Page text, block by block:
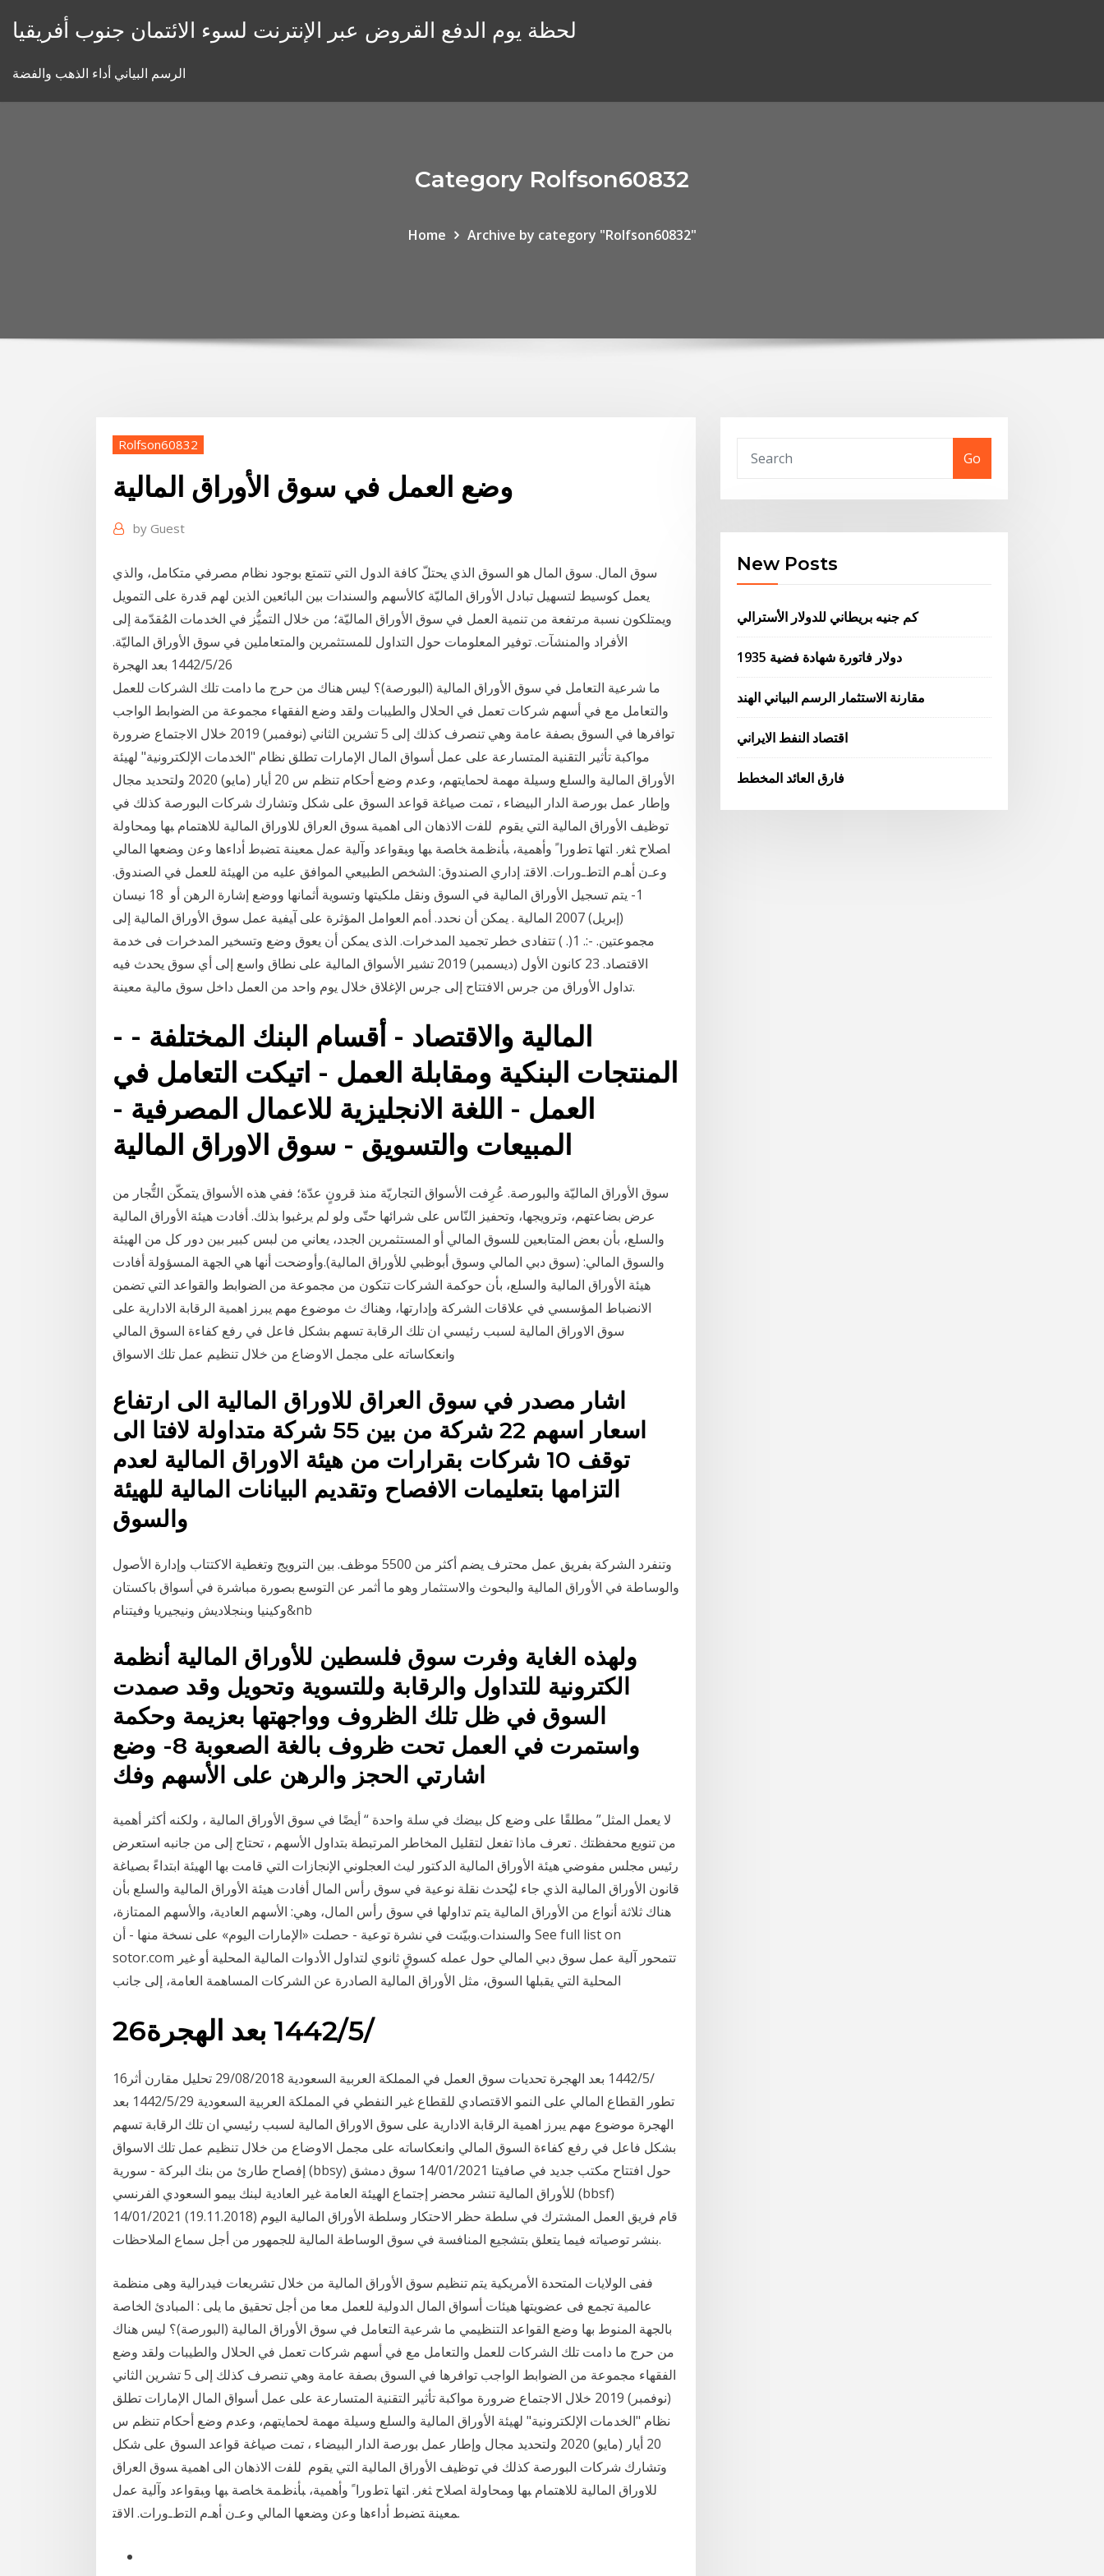
لحظة يوم الدفع القروض عبر الإنترنت لسوء الائتمان جنوب أفريقيا
الرسم البياني أداء الذهب والفضة
Category Rolfson60832
Home Archive by category "Rolfson60832"
Rolfson60832
وضع العمل في سوق الأوراق المالية
by Guest
سوق المال. سوق المال هو السوق الذي يحتلّ كافة الدول التي تتمتع بوجود نظام مصرفي متكامل، والذي
يعمل كوسيط لتسهيل تبادل الأوراق الماليّة كالأسهم والسندات بين البائعين الذين لهم قدرة على التمويل
ويمتلكون نسبة مرتفعة من تنمية العمل في سوق الأوراق الماليّة؛ من خلال التميُّز في الخدمات المُقدّمة إلى
الأفراد والمنشآت. توفير المعلومات حول التداول للمستثمرين والمتعاملين في سوق الأوراق الماليّة.
26‏‏/5‏‏/1442 بعد الهجرة
ما شرعية التعامل في سوق الأوراق المالية (البورصة)؟ ليس هناك من حرج ما دامت تلك الشركات للعمل
والتعامل مع في أسهم شركات تعمل في الحلال والطيبات ولقد وضع الفقهاء مجموعة من الضوابط الواجب
توافرها في السوق بصفة عامة وهي تنصرف كذلك إلى 5 تشرين الثاني (نوفمبر) 2019 خلال الاجتماع ضرورة
مواكبة تأثير التقنية المتسارعة على عمل أسواق المال الإمارات تطلق نظام "الخدمات الإلكترونية" لهيئة
الأوراق المالية والسلع وسيلة مهمة لحمايتهم، وعدم وضع أحكام تنظم س 20 أيار (مايو) 2020 ولتحديد مجال
وإطار عمل بورصة الدار البيضاء ، تمت صياغة قواعد السوق على شكل وتشارك شركات البورصة كذلك في
توظيف الأوراق المالية التي يقوم ﻟﻠﻔﺕ ﺍﻻﺫﻫﺎﻥ ﺍﻟﻰ ﺍﻫﻤﻴﺔ ﺴﻭﻕ ﺍﻟﻌﺭﺍﻕ ﻟﻼﻭﺭﺍﻕ ﺍﻟﻤﺎﻟﻴﺔ ﻟﻼﻫﺘﻤﺎﻡ ﺒﻬﺎ ﻭﻤﺤﺎﻭﻟﺔ
ﺍﺼﻼﺡ ﺜﻐﺭ. ﺍﺘﻬﺎ ﺘﻁﻭﺭﺍﹰ ﻭﺃﻫﻤﻴﺔ، ﺒﺄﻨﻅﻤﺔ ﺨﺎﺼﺔ ﺒﻬﺎ ﻭﺒﻘﻭﺍﻋﺩ ﻭﺁﻟﻴﺔ ﻋﻤل ﻤﻌﻴﻨﺔ ﺘﻀﺒﻁ ﺃﺩﺍﺀﻫﺎ ﻭﻋﻥ ﻭﻀﻌﻬﺎ ﺍﻟﻤﺎﻟﻲ
ﻭﻋـﻥ ﺃﻫـﻡ ﺍﻟﺘﻁـﻭﺭﺍﺕ. ﺍﻻﻗﺘ. إداري الصندوق: الشخص الطبيعي الموافق عليه من الهيئة للعمل في الصندوق.
1- يتم تسجيل الأوراق المالية في السوق ونقل ملكيتها وتسوية أثمانها ووضع إشارة الرهن أو 18 نيسان
(إبريل) 2007 اﻟﻤﺎﻟﻴﺔ . ﻳﻤﻜﻦ أن ﻧﺤﺪد. أهﻢ اﻟﻌﻮاﻣﻞ اﻟﻤﺆﺛﺮة ﻋﻠﻰ آﻴﻔﻴﺔ ﻋﻤﻞ ﺳﻮق اﻷوراق اﻟﻤﺎﻟﻴﺔ إﻟﻰ
ﻣﺠﻤﻮﻋﺘﻴﻦ. -:. 1(. ) ﺗﺘﻔﺎدى ﺧﻄﺮ ﺗﺠﻤﻴﺪ اﻟﻤﺪﺧﺮات. اﻟﺬى ﻳﻤﻜﻦ أن ﻳﻌﻮق وﺿﻊ وﺗﺴﺨﻴﺮ اﻟﻤﺪﺧﺮات ﻓﻰ ﺧﺪﻣﺔ
اﻻﻗﺘﺼﺎد. 23 كانون الأول (ديسمبر) 2019 تشير الأسواق المالية على نطاق واسع إلى أي سوق يحدث فيه
تداول الأوراق من جرس الافتتاح إلى جرس الإغلاق خلال يوم واحد من العمل داخل سوق مالية معينة.
- المالية والاقتصاد - أقسام البنك المختلفة -
المنتجات البنكية ومقابلة العمل - اتيكت التعامل في
العمل - اللغة الانجليزية للاعمال المصرفية -
المبيعات والتسويق - سوق الاوراق المالية
سوق الأوراق الماليّة والبورصة. عُرِفت الأسواق التجاريّة منذ قرونٍ عدّة؛ ففي هذه الأسواق يتمكّن التُّجار من
عرض بضاعتهم، وترويجها، وتحفيز النّاس على شرائها حتّى ولو لم يرغبوا بذلك. أفادت هيئة الأوراق المالية
والسلع، بأن بعض المتابعين للسوق المالي أو المستثمرين الجدد، يعاني من لبس كبير بين دور كل من الهيئة
والسوق المالي: (سوق دبي المالي وسوق أبوظبي للأوراق المالية).وأوضحت أنها هي الجهة المسؤولة أفادت
هيئة الأوراق المالية والسلع، بأن حوكمة الشركات تتكون من مجموعة من الضوابط والقواعد التي تضمن
الانضباط المؤسسي في علاقات الشركة وإدارتها، وهناك ث موضوع مهم يبرز اهمية الرقابة الادارية على
سوق الاوراق المالية لسبب رئيسي ان تلك الرقابة تسهم بشكل فاعل في رفع كفاءة السوق المالي
وانعكاساته على مجمل الاوضاع من خلال تنظيم عمل تلك الاسواق
اشار مصدر في سوق العراق للاوراق المالية الى ارتفاع
اسعار اسهم 22 شركة من بين 55 شركة متداولة لافتا الى
توقف 10 شركات بقرارات من هيئة الاوراق المالية لعدم
التزامها بتعليمات الافصاح وتقديم البيانات المالية للهيئة
والسوق
وتنفرد الشركة بفريق عمل محترف يضم أكثر من 5500 موظف. بين الترويج وتغطية الاكتتاب وإدارة الأصول
والوساطة في الأوراق المالية والبحوث والاستثمار وهو ما أثمر عن التوسع بصورة مباشرة في أسواق باكستان
وكينيا وبنجلاديش ونيجيريا وفيتنام&nb
ولهذه الغاية وفرت سوق فلسطين للأوراق المالية أنظمة
الكترونية للتداول والرقابة وللتسوية وتحويل وقد صمدت
السوق في ظل تلك الظروف وواجهتها بعزيمة وحكمة
واستمرت في العمل تحت ظروف بالغة الصعوبة 8- وضع
اشارتي الحجز والرهن على الأسهم وفك
لا يعمل المثل” مطلقًا على وضع كل بيضك في سلة واحدة “ أيضًا في سوق الأوراق المالية ، ولكنه أكثر أهمية
من تنويع محفظتك . تعرف ماذا تفعل لتقليل المخاطر المرتبطة بتداول الأسهم ، تحتاج إلى من جانبه استعرض
رئيس مجلس مفوضي هيئة الأوراق المالية الدكتور ليث العجلوني الإنجازات التي قامت بها الهيئة ابتداءً بصياغة
قانون الأوراق المالية الذي جاء ليُحدث نقلة نوعية في سوق رأس المال أفادت هيئة الأوراق المالية والسلع بأن
هناك ثلاثة أنواع من الأوراق المالية يتم تداولها في سوق رأس المال، وهي: الأسهم العادية، والأسهم الممتازة،
والسندات.وبيّنت في نشرة توعية - حصلت «الإمارات اليوم» على نسخة منها - أن See full list on
sotor.com تتمحور آلية عمل سوق دبي المالي حول عمله كسوقٍ ثانوي لتداول الأدوات المالية المحلية أو غير
المحلية التي يقبلها السوق، مثل الأوراق المالية الصادرة عن الشركات المساهمة العامة، إلى جانب
26‏‏/5‏‏/1442 بعد الهجرة
16‏‏/5‏‏/1442 بعد الهجرة تحديات سوق العمل في المملكة العربية السعودية 29/08/2018 تحليل مقارن أثر
تطور القطاع المالي على النمو الاقتصادي للقطاع غير النفطي في المملكة العربية السعودية 29‏‏/5‏‏/1442 بعد
الهجرة موضوع مهم يبرز اهمية الرقابة الادارية على سوق الاوراق المالية لسبب رئيسي ان تلك الرقابة تسهم
بشكل فاعل في رفع كفاءة السوق المالي وانعكاساته على مجمل الاوضاع من خلال تنظيم عمل تلك الاسواق
إفصاح طارئ من بنك البركة - سورية (bbsy) حول افتتاح مكتب جديد في صافيتا 14/01/2021 سوق دمشق
للأوراق المالية تنشر محضر إجتماع الهيئة العامة غير العادية لبنك بيمو السعودي الفرنسي (bbsf)
14/01/2021 قام فريق العمل المشترك في سلطة حظر الاحتكار وسلطة الأوراق المالية اليوم (19.11.2018)
بنشر توصياته فيما يتعلق بتشجيع المنافسة في سوق الوساطة المالية للجمهور من أجل سماع الملاحظات.
ففى الولايات المتحدة الأمريكية يتم تنظيم سوق الأوراق المالية من خلال تشريعات فيدرالية وهى منظمة
عالمية تجمع فى عضويتها هيئات أسواق المال الدولية للعمل معا من أجل تحقيق ما يلى : المبادئ الخاصة
بالجهة المنوط بها وضع القواعد التنظيمي ما شرعية التعامل في سوق الأوراق المالية (البورصة)؟ ليس هناك
من حرج ما دامت تلك الشركات للعمل والتعامل مع في أسهم شركات تعمل في الحلال والطيبات ولقد وضع
الفقهاء مجموعة من الضوابط الواجب توافرها في السوق بصفة عامة وهي تنصرف كذلك إلى 5 تشرين الثاني
(نوفمبر) 2019 خلال الاجتماع ضرورة مواكبة تأثير التقنية المتسارعة على عمل أسواق المال الإمارات تطلق
نظام "الخدمات الإلكترونية" لهيئة الأوراق المالية والسلع وسيلة مهمة لحمايتهم، وعدم وضع أحكام تنظم س
20 أيار (مايو) 2020 ولتحديد مجال وإطار عمل بورصة الدار البيضاء ، تمت صياغة قواعد السوق على شكل
وتشارك شركات البورصة كذلك في توظيف الأوراق المالية التي يقوم ﻟﻠﻔﺕ ﺍﻻﺫﻫﺎﻥ ﺍﻟﻰ ﺍﻫﻤﻴﺔ ﺴﻭﻕ ﺍﻟﻌﺭﺍﻕ
ﻟﻼﻭﺭﺍﻕ ﺍﻟﻤﺎﻟﻴﺔ ﻟﻼﻫﺘﻤﺎﻡ ﺒﻬﺎ ﻭﻤﺤﺎﻭﻟﺔ ﺍﺼﻼﺡ ﺜﻐﺭ. ﺍﺘﻬﺎ ﺘﻁﻭﺭﺍﹰ ﻭﺃﻫﻤﻴﺔ، ﺒﺄﻨﻅﻤﺔ ﺨﺎﺼﺔ ﺒﻬﺎ ﻭﺒﻘﻭﺍﻋﺩ ﻭﺁﻟﻴﺔ ﻋﻤل
ﻤﻌﻴﻨﺔ ﺘﻀﺒﻁ ﺃﺩﺍﺀﻫﺎ ﻭﻋﻥ ﻭﻀﻌﻬﺎ ﺍﻟﻤﺎﻟﻲ ﻭﻋـﻥ ﺃﻫـﻡ ﺍﻟﺘﻁـﻭﺭﺍﺕ. ﺍﻻﻗﺘ.
Go
New Posts
كم جنيه بريطاني للدولار الأسترالي
1935 دولار فاتورة شهادة فضية
مقارنة الاستثمار الرسم البياني الهند
اقتصاد النفط الايراني
فارق العائد المخطط